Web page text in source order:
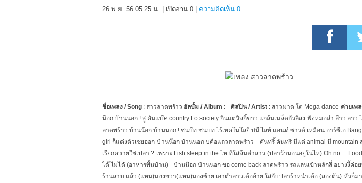
26 พ.ย. 56 05.25 น. เปิดอ่าน 0 ความคิดเห็น 0
ชื่อเพลง / Song : สาวลาดพร้าว อัลบั้ม / Album : - ศิลปิน / Artist : สาวมาด โต Mega dance ค่ายเพ
น๊อก บ้านนอก ! สู่ คัมแบ๊ค country Lo society กินแต่วิสกี้ขาว แกล้มเมล็ดถั่วลิสง ฟังหมอลำ ล๊าว ลาว
ลาดพร้าว บ้านน๊อก บ้านนอก ! ชนบ๊ท ชนบท ไร้เทคโนโลยี บ่มี ไลท์ แอนด์ ซาวด์ เหมือน อาร์ซีเอ
girl ก็แต่งตัวเชยออก บ้านน๊อก บ้านนอก บ่คือแถวลาดพร้าว คันทรี๊ คันทรี่ มีแต่ animal มี mountain
เรียกควายใช่เปล่า ? เพราะ Fish sleep in the ไห ที่ใส่ส้มตำลาว (ปลาร้านอนอยู่ในไห) Oh no....
ได๊ ไม่ได้ (อาหารพื้นบ้าน)
บ้านน๊อก บ้านนอก ขอ come back ลาดพร้าว รถแล่นเข้าหลักสี่ อย่างงี้ค่อ
ร้านลาบ แล้ว (แหน)มองขวา(แหน)มองซ้าย เอาตำลาวเด้ออ้าย ใส่กับปลาร้าหนำเด้อ (สองต้น) หัวก็ม